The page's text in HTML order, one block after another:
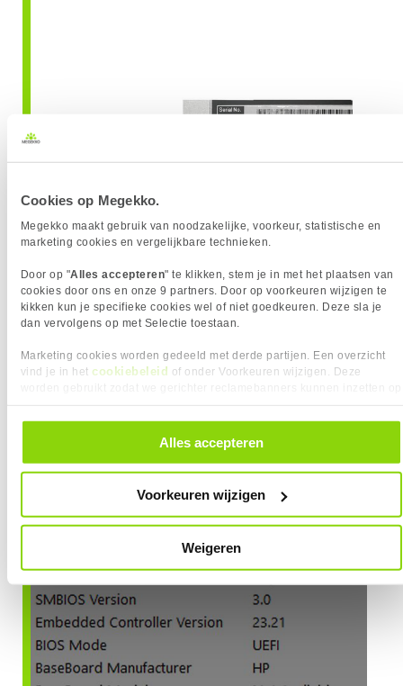
Cookies op Megekko.
Megekko maakt gebruik van noodzakelijke, voorkeur, statistische en
marketing cookies en vergelijkbare technieken.
Door op "Alles accepteren" te klikken, stem je in met het plaatsen van
cookies door ons en onze 9 partners. Door op voorkeuren wijzigen te
kikken kun je specifieke cookies wel of niet goedkeuren. Deze sla je
dan vervolgens op met Selectie toestaan.
Marketing cookies worden gedeeld met derde partijen. Een overzicht
vind je in het cookiebeleid of onder Voorkeuren wijzigen. Deze
alle cookies. Je kunt je gegeven toestemming altijd intrekken, dit doe je
door in de footer van onze website te klikken op ‘Cookievoorkeuren’
Alles accepteren
Voorkeuren wijzigen
Weigeren
In de system information: